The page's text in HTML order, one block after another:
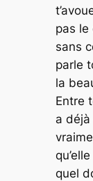
pas le
sans
parle
la
Entre
a
quel